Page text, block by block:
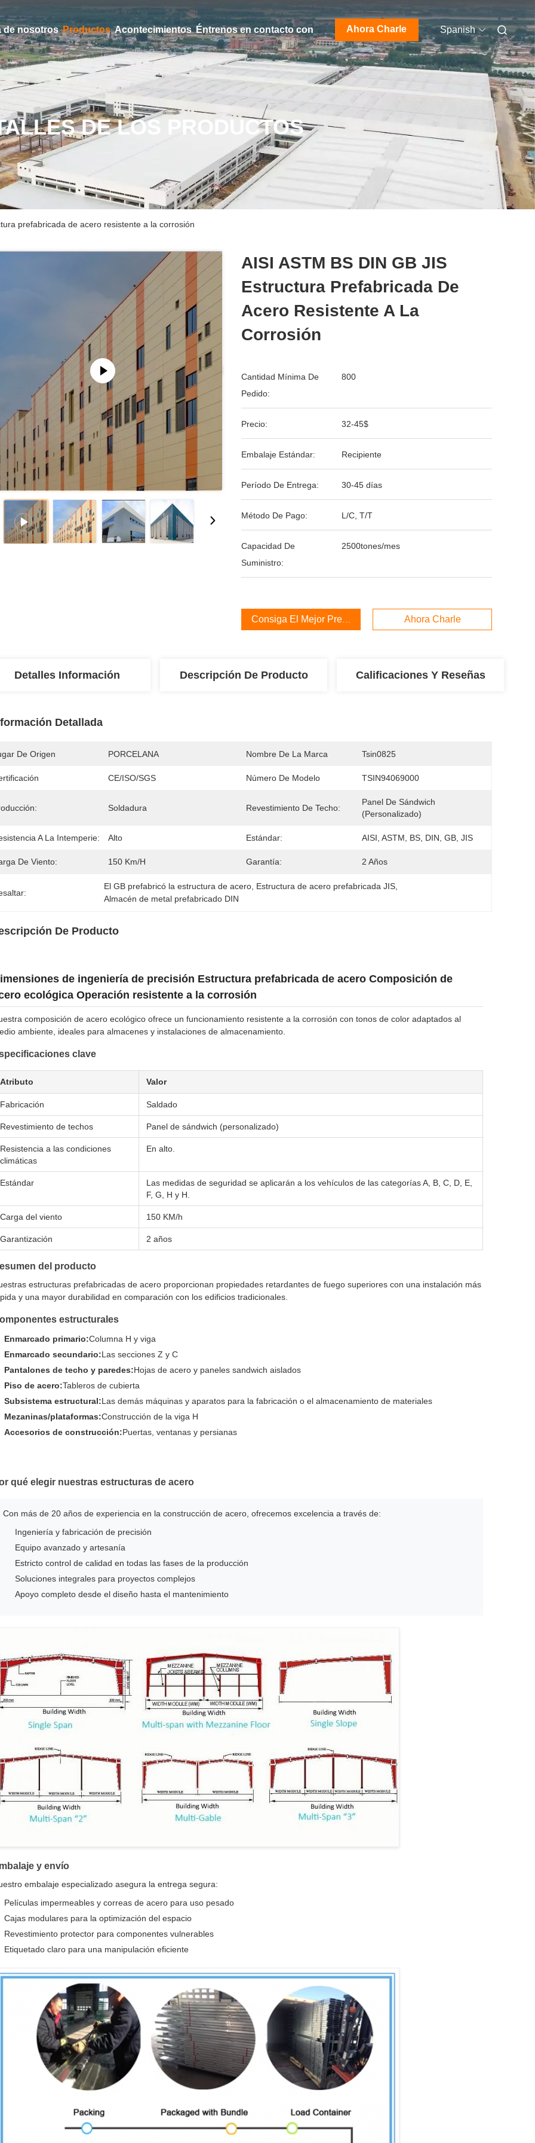
de nosotros Productos Acontecimientos Éntrenos en contacto con Ahora Charle Spanish
DE LOS PRODUCTOS
prefabricada de acero resistente a la corrosión
AISI ASTM BS DIN GB JIS
Estructura Prefabricada De
Acero Resistente A La
Corrosión
Cantidad Mínima De
Pedido:
800
Precio: 32-45$
Embalaje Estándar: Recipiente
Período De Entrega: 30-45 días
Método De Pago: L/C, T/T
Capacidad De
Suministro:
2500tones/mes
Consiga El Mejor Precio Ahora Charle
Detalles Información Descripción De Producto Calificaciones Y Reseñas
Detallada
De Origen PORCELANA Nombre De La Marca Tsin0825
CE/ISO/SGS Número De Modelo TSIN94069000
Soldadura Revestimiento De Techo:
Panel De Sándwich
(personalizado)
A La Intemperie: Alto Estándar: AISI, ASTM, BS, DIN, GB, JIS
De Viento: 150 Km/h Garantía: 2 Años
El GB prefabricó la estructura de acero Estructura de acero prefabricada JIS
Almacén de metal prefabricado DIN
De Producto
de ingeniería de precisión Estructura prefabricada de acero Composición de
ecológica Operación resistente a la corrosión
composición de acero ecológico ofrece un funcionamiento resistente a la corrosión con tonos de color adaptados al
ambiente, ideales para almacenes y instalaciones de almacenamiento.
clave
Atributo Valor
Fabricación Saldado
Revestimiento de techos Panel de sándwich (personalizado)
Resistencia a las condiciones
climáticas
En alto.
Estándar
Las medidas de seguridad se aplicarán a los vehículos de las categorías A, B, C, D, E,
F, G, H y H.
Carga del viento 150 KM/h
Garantización 2 años
del producto
estructuras prefabricadas de acero proporcionan propiedades retardantes de fuego superiores con una instalación más
y una mayor durabilidad en comparación con los edificios tradicionales.
estructurales
Enmarcado primario:Columna H y viga
Enmarcado secundario:Las secciones Z y C
Pantalones de techo y paredes:Hojas de acero y paneles sandwich aislados
Piso de acero:Tableros de cubierta
Subsistema estructural:Las demás máquinas y aparatos para la fabricación o el almacenamiento de materiales
Mezaninas/plataformas:Construcción de la viga H
Accesorios de construcción:Puertas, ventanas y persianas
qué elegir nuestras estructuras de acero
Con más de 20 años de experiencia en la construcción de acero, ofrecemos excelencia a través de:
Ingeniería y fabricación de precisión
Equipo avanzado y artesanía
Estricto control de calidad en todas las fases de la producción
Soluciones integrales para proyectos complejos
Apoyo completo desde el diseño hasta el mantenimiento
y envío
embalaje especializado asegura la entrega segura:
Películas impermeables y correas de acero para uso pesado
Cajas modulares para la optimización del espacio
Revestimiento protector para componentes vulnerables
Etiquetado claro para una manipulación eficiente